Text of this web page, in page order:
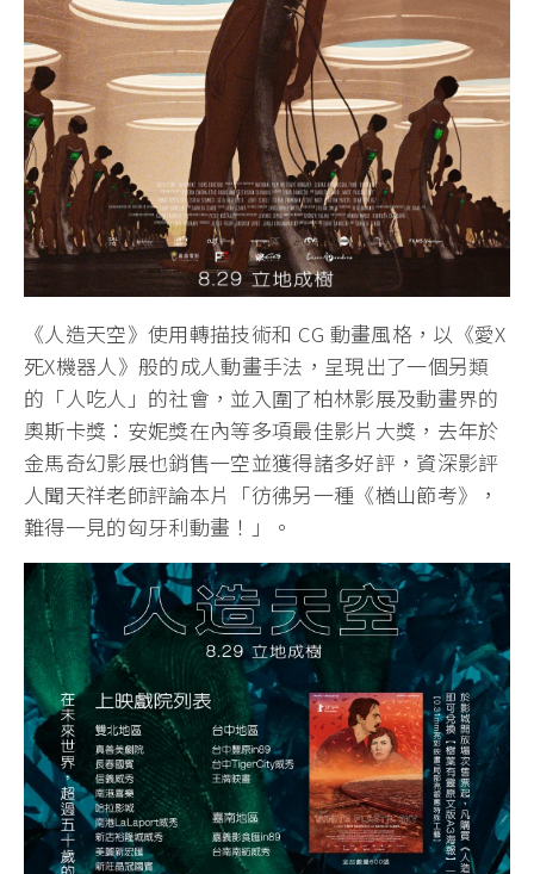
《人造天空》使用轉描技術和 CG 動畫風格，以《愛X
死X機器人》般的成人動畫手法，呈現出了一個另類
的「人吃人」的社會，並入圍了柏林影展及動畫界的
奧斯卡獎：安妮獎在內等多項最佳影片大獎，去年於
金馬奇幻影展也銷售一空並獲得諸多好評，資深影評
人聞天祥老師評論本片「彷彿另一種《楢山節考》，
難得一見的匈牙利動畫！」。